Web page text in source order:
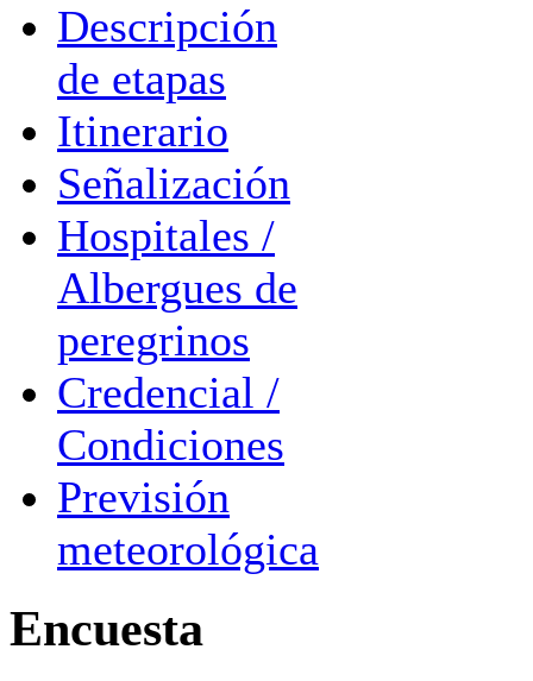
Descripción
de etapas
Itinerario
Señalización
Hospitales /
Albergues de
peregrinos
Credencial /
Condiciones
Previsión
meteorológica
Encuesta